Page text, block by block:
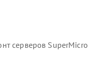
серверов SuperMicro